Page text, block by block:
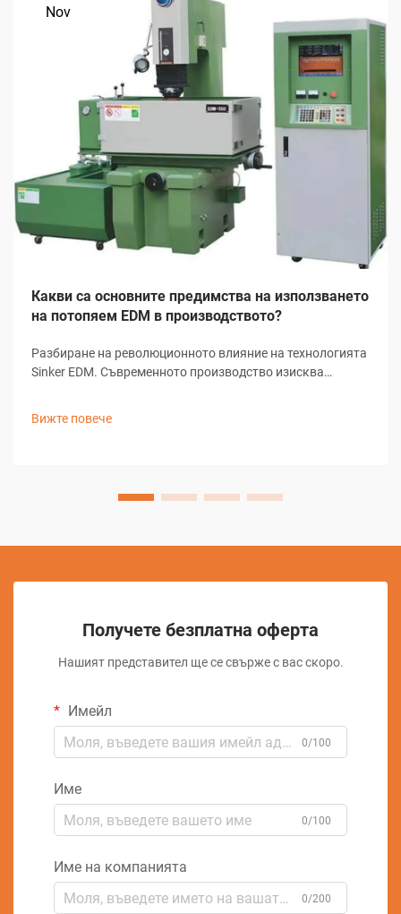
Nov
Какви са основните предимства на използването
на потопяем EDM в производството?
Разбиране на революционното влияние на технологията
Sinker EDM. Съвременното производство изисква
Вижте повече
Получете безплатна оферта
Нашият представител ще се свърже с вас скоро.
Имейл
0/100
Име
0/100
Име на компанията
0/200